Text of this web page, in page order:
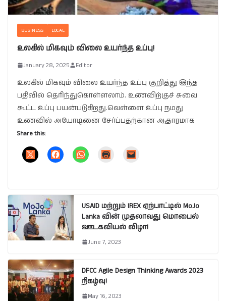
BUSINESS LOCAL
உலகில் மிகவும் விலை உயர்ந்த உப்பு!
January 28, 2025 Editor
உலகில் மிகவும் விலை உயர்ந்த உப்பு குறித்து இந்த
பதிவில் தெரிந்துகொள்ளலாம். உணவிற்குச் சுவை
கூட்ட உப்பு பயன்படுகிறது.வெள்ளை உப்பு நமது
உணவில் அயோடினை சேர்ப்பதற்கான ஆதாரமாக
Share this:
USAID மற்றும் IREX ஏற்பாட்டில் MoJo
Lanka வின் முதலாவது மொபைல்
ஊடகவியல் விழா!
June 7, 2023
DFCC Agile Design Thinking Awards 2023
நிகழ்வு!
May 16, 2023